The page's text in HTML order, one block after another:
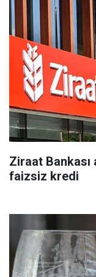
Ziraat Bankası
faizsiz kredi